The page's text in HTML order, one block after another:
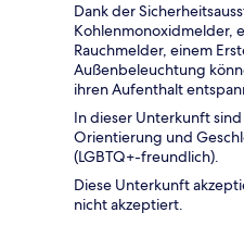
Dank der
Kohlenmonoxidmelder,
Rauchmelder, einem
Außenbeleuchtung
ihren Aufenthalt
In dieser Unterkunft
Orientierung und
(LGBTQ+-freundlich).
Diese Unterkunft
nicht akzeptiert.